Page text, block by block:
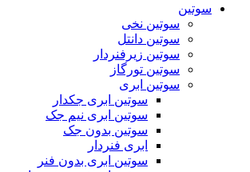
سوتین
سوتین نخی
سوتین دانتل
سوتین زیرفنردار
سوتین تورگاز
سوتین ابری
سوتین ابری جکدار
سوتین ابری نیم جک
سوتین بدون جک
ابری فنردار
سوتین ابری بدون فنر